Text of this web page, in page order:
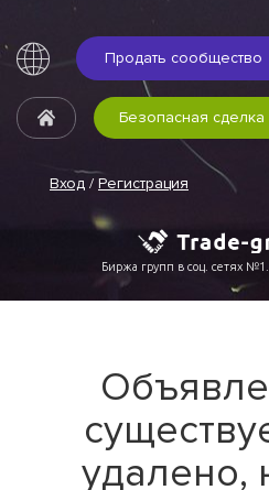
Продать сообщество
Вход / Регистрация
Безопасная сделка
Биржа групп в соц. сетях №1.
удалено,